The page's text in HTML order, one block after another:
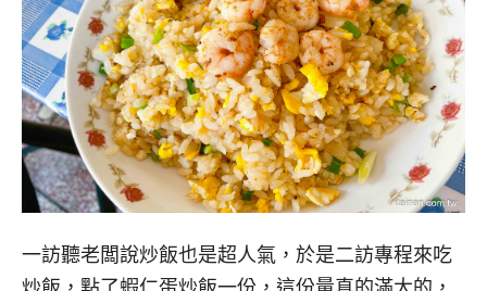
一訪聽老闆說炒飯也是超人氣，於是二訪專程來吃